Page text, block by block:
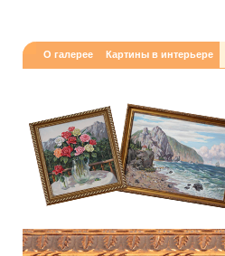
О галерее Картины в интерьере